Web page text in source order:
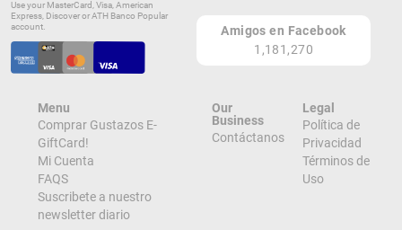
¡Ver todos en el Mapa!
Carretera 876 km, 4.0 BO Las Cuevas,
Trujillo Alto 00976
PR
Use your MasterCard, Visa, American
Express, Discover or ATH Banco Popular
account.
Amigos en Facebook
1,181,270
Menu
Comprar Gustazos E-
GiftCard!
Mi Cuenta
FAQS
Suscribete a nuestro
newsletter diario
Our
Business
Contáctanos
Legal
Política de
Privacidad
Términos de
Uso